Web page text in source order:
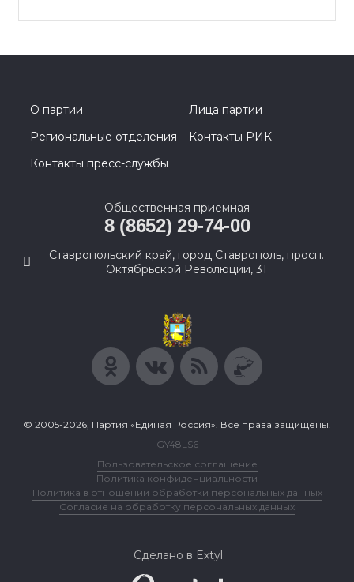
О партии
Лица партии
Региональные отделения
Контакты РИК
Контакты пресс-службы
Общественная приемная
8 (8652) 29-74-00
Ставропольский край, город Ставрополь, просп.
Октябрьской Революции, 31
© 2005-2026, Партия «Единая Россия». Все права защищены.
GY48LS6
Пользовательское соглашение
Политика конфиденциальности
Политика в отношении обработки персональных данных
Согласие на обработку персональных данных
Сделано в Extyl